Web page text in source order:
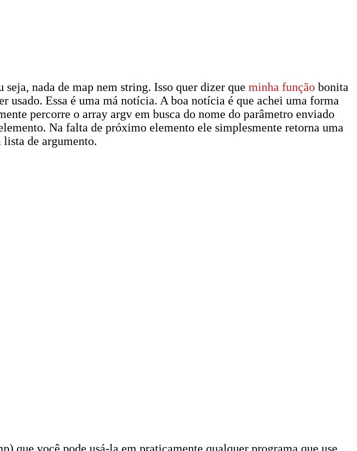
nada de map nem string. Isso quer dizer que minha função bonita
usado. Essa é uma má notícia. A boa notícia é que achei uma forma
percorre o array argv em busca do nome do parâmetro enviado
Na falta de próximo elemento ele simplesmente retorna uma
de argumento.